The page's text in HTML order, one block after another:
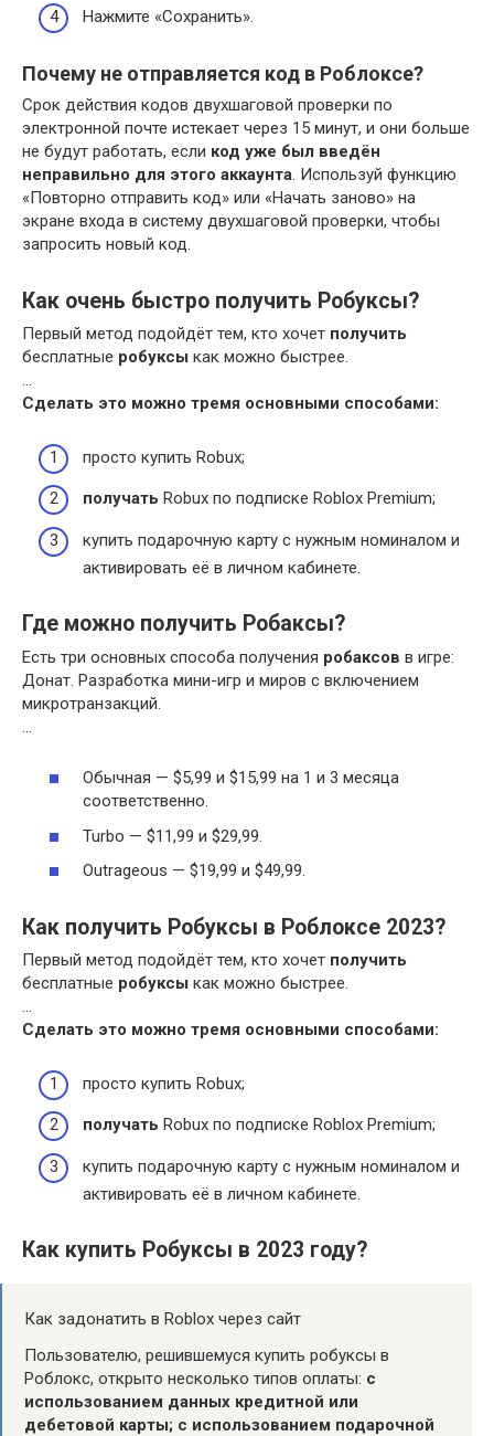
Нажмите «Сохранить».
Почему не отправляется код в Роблоксе?
Срок действия кодов двухшаговой проверки по
электронной почте истекает через 15 минут, и они больше
не будут работать, если код уже был введён
неправильно для этого аккаунта. Используй функцию
«Повторно отправить код» или «Начать заново» на
экране входа в систему двухшаговой проверки, чтобы
запросить новый код.
Как очень быстро получить Робуксы?
Первый метод подойдёт тем, кто хочет получить
бесплатные робуксы как можно быстрее.
…
Сделать это можно тремя основными способами:
просто купить Robux;
получать Robux по подписке Roblox Premium;
купить подарочную карту с нужным номиналом и
активировать её в личном кабинете.
Где можно получить Робаксы?
Есть три основных способа получения робаксов в игре:
Донат. Разработка мини-игр и миров с включением
микротранзакций.
…
Обычная — $5,99 и $15,99 на 1 и 3 месяца
соответственно.
Turbo — $11,99 и $29,99.
Outrageous — $19,99 и $49,99.
Как получить Робуксы в Роблоксе 2023?
Первый метод подойдёт тем, кто хочет получить
бесплатные робуксы как можно быстрее.
…
Сделать это можно тремя основными способами:
просто купить Robux;
получать Robux по подписке Roblox Premium;
купить подарочную карту с нужным номиналом и
активировать её в личном кабинете.
Как купить Робуксы в 2023 году?
Как задонатить в Roblox через сайт
Пользователю, решившемуся купить робуксы в
Роблокс, открыто несколько типов оплаты: с
использованием данных кредитной или
дебетовой карты; с использованием подарочной